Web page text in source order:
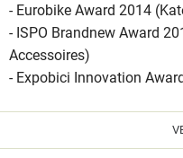
- Eurobike Award 2014
- ISPO Brandnew Award
Accessoires)
- Expobici Innovation